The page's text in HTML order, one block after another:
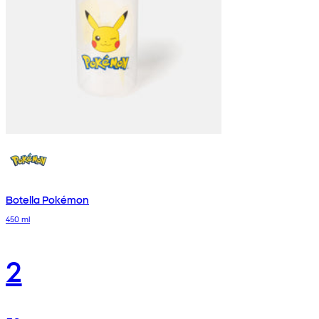
Botella Pokémon
450 ml
2